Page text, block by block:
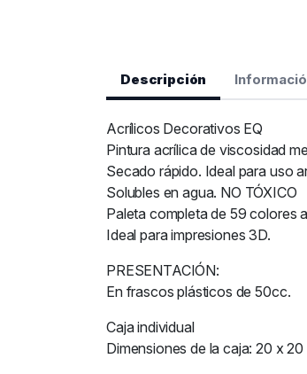
Descripción
Acrílicos Decorativos EQ
Pintura acrílica de viscosidad
Secado rápido. Ideal para uso
Solubles en agua. NO TÓXICO
Paleta completa de 59 colores
Ideal para impresiones 3D.
PRESENTACIÓN:
En frascos plásticos de 50cc.
Caja individual
Dimensiones de la caja: 20 x